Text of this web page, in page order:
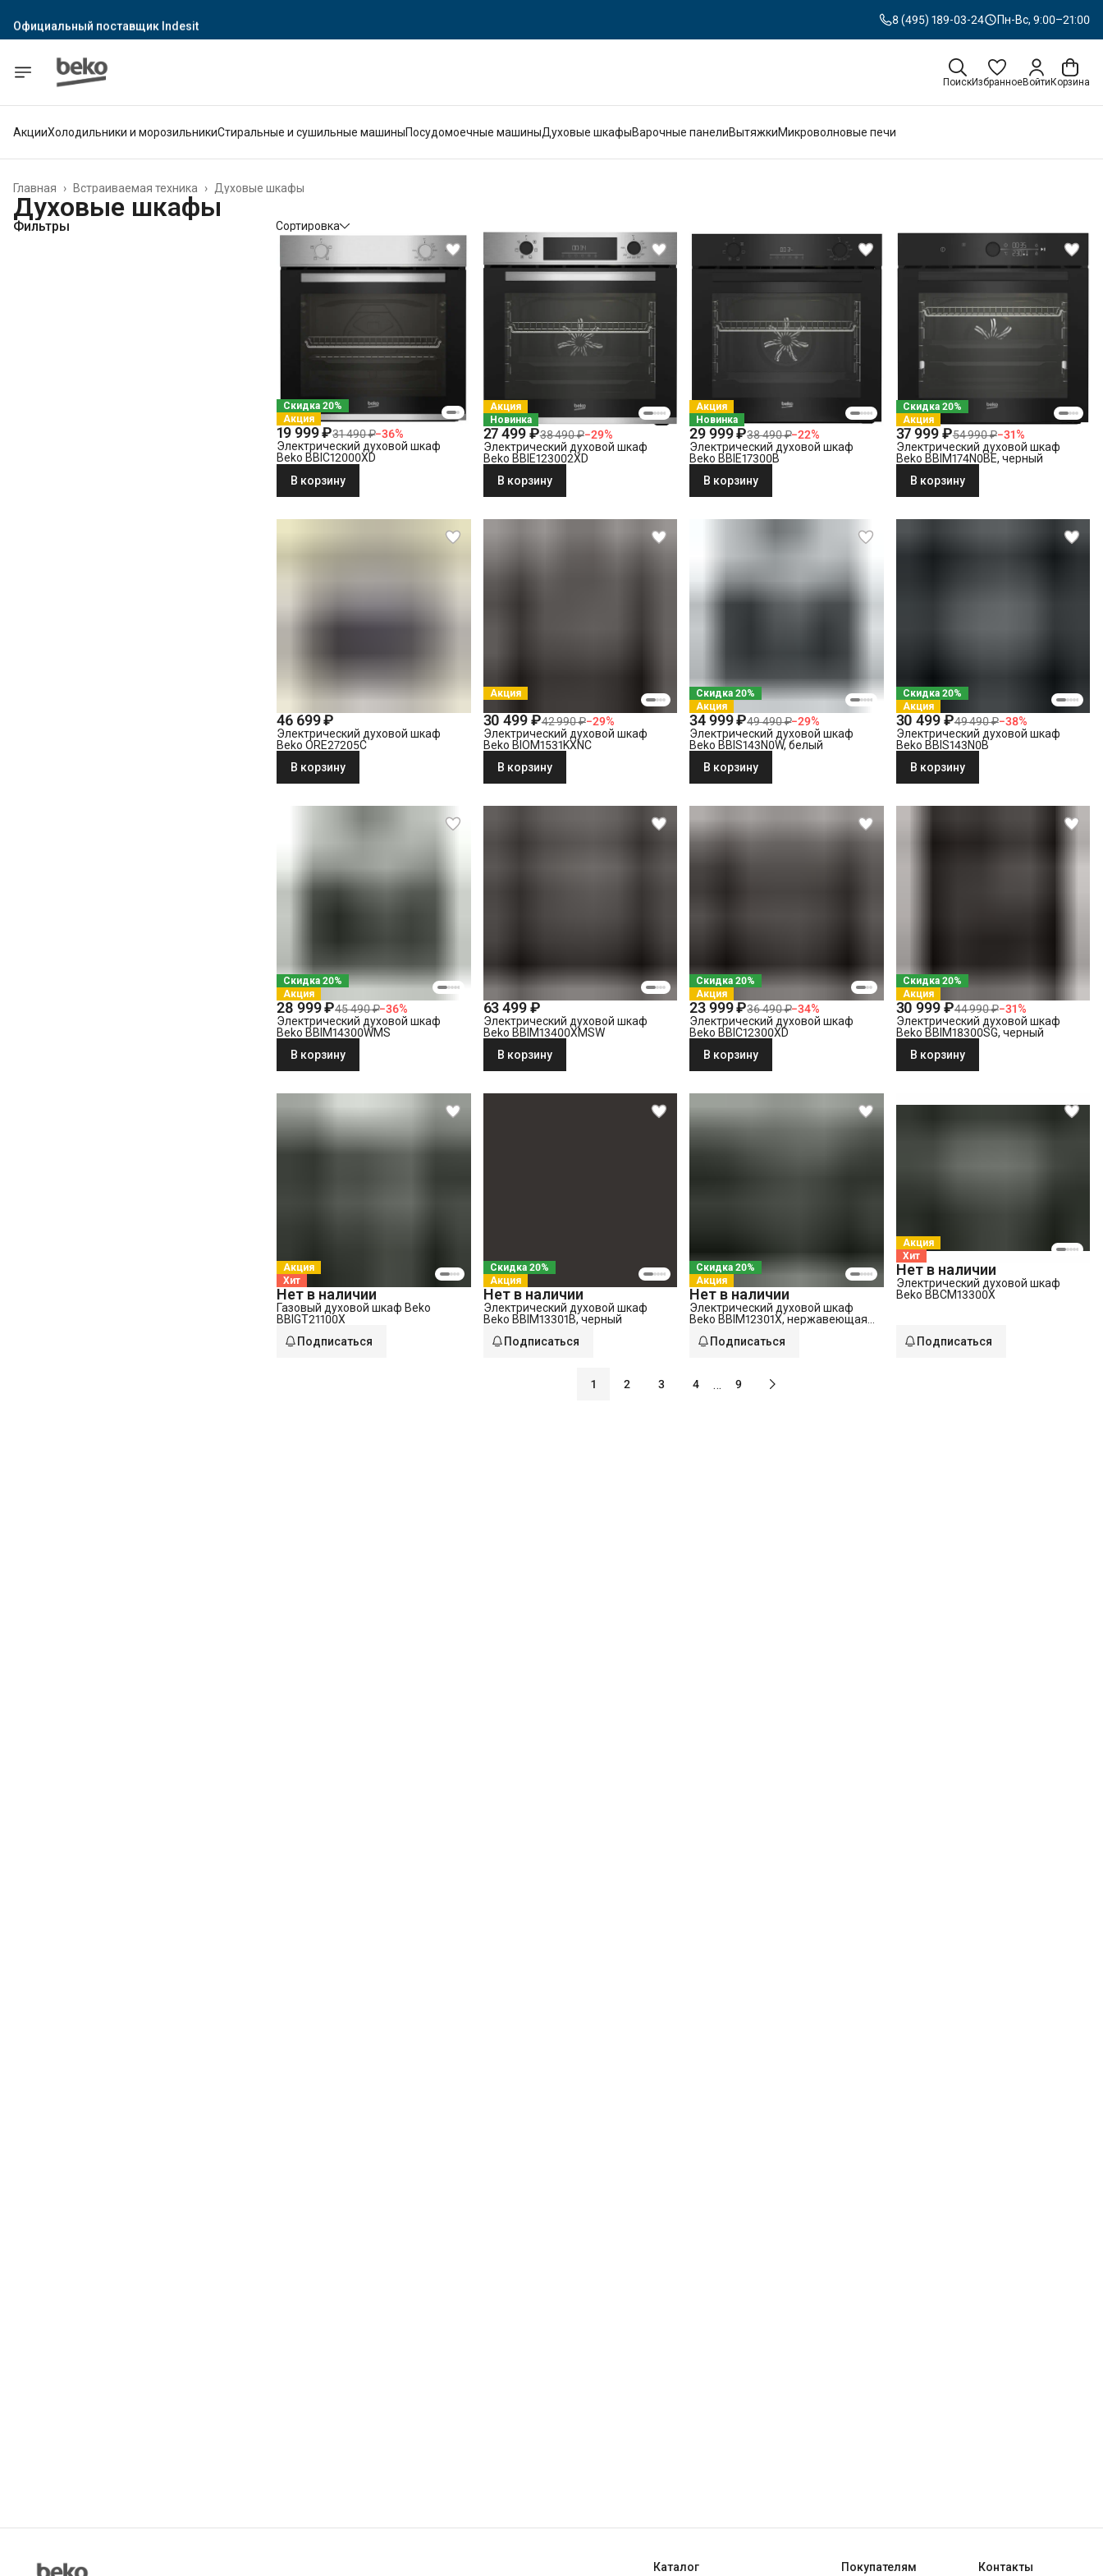
Официальный поставщик Indesit
Официальный поставщик Hotpoint
8 (495) 189-03-24 Пн-Вс, 9:00–21:00
ПоискИзбранноеВойти Корзина
АкцииХолодильники и морозильникиСтиральные и сушильные машиныПосудомоечные машиныДуховые шкафыВарочные панелиВытяжкиМикроволновые печи
Духовые шкафы
Встраиваемая техника ›
Главная ›
Духовые шкафы
Фильтры Сортировка
Скидка 20%
Акция
19 999 ₽31 490 ₽−36%
Электрический духовой шкаф
Beko BBIC12000XD
В корзину
Акция
Новинка
27 499 ₽38 490 ₽−29%
Электрический духовой шкаф
Beko BBIE123002XD
В корзину
Акция
Новинка
29 999 ₽38 490 ₽−22%
Электрический духовой шкаф
Beko BBIE17300B
В корзину
Скидка 20%
Акция
37 999 ₽54 990 ₽−31%
Электрический духовой шкаф
Beko BBIM174N0BE, черный
В корзину
46 699 ₽
Электрический духовой шкаф
Beko ORE27205C
В корзину
Акция
30 499 ₽42 990 ₽−29%
Электрический духовой шкаф
Beko BIOM1531KXNC
В корзину
Скидка 20%
Акция
34 999 ₽49 490 ₽−29%
Электрический духовой шкаф
Beko BBIS143N0W, белый
В корзину
Скидка 20%
Акция
30 499 ₽49 490 ₽−38%
Электрический духовой шкаф
Beko BBIS143N0B
В корзину
Скидка 20%
Акция
28 999 ₽45 490 ₽−36%
Электрический духовой шкаф
Beko BBIM14300WMS
В корзину
63 499 ₽
Электрический духовой шкаф
Beko BBIM13400XMSW
В корзину
Скидка 20%
Акция
23 999 ₽36 490 ₽−34%
Электрический духовой шкаф
Beko BBIC12300XD
В корзину
Скидка 20%
Акция
30 999 ₽44 990 ₽−31%
Электрический духовой шкаф
Beko BBIM18300SG, черный
В корзину
Акция
Хит
Нет в наличии
Газовый духовой шкаф Beko
BBIGT21100X
Подписаться
Скидка 20%
Акция
Нет в наличии
Электрический духовой шкаф
Beko BBIM13301B, черный
Подписаться
Скидка 20%
Акция
Нет в наличии
Электрический духовой шкаф
Beko BBIM12301X, нержавеющая
Подписаться
Акция
Хит
Нет в наличии
Электрический духовой шкаф
Beko BBCM13300X
Подписаться
1 2 3 4 … 9
Каталог Покупателям Контакты